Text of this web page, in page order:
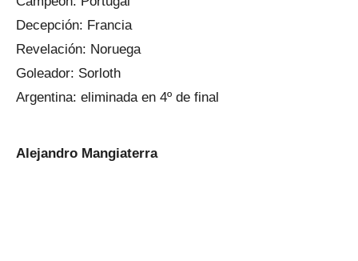
Decepción: Francia
Revelación: Noruega
Goleador: Sorloth
Argentina: eliminada en 4º de final
Alejandro Mangiaterra